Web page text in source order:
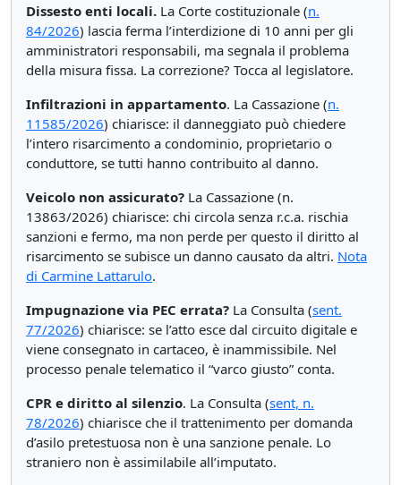
Dissesto enti locali. La Corte costituzionale (n.
84/2026) lascia ferma l’interdizione di 10 anni per gli
amministratori responsabili, ma segnala il problema
della misura fissa. La correzione? Tocca al legislatore.
Infiltrazioni in appartamento. La Cassazione (n.
11585/2026) chiarisce: il danneggiato può chiedere
l’intero risarcimento a condominio, proprietario o
conduttore, se tutti hanno contribuito al danno.
Veicolo non assicurato? La Cassazione (n.
13863/2026) chiarisce: chi circola senza r.c.a. rischia
sanzioni e fermo, ma non perde per questo il diritto al
risarcimento se subisce un danno causato da altri. Nota
di Carmine Lattarulo.
Impugnazione via PEC errata? La Consulta (sent.
77/2026) chiarisce: se l’atto esce dal circuito digitale e
viene consegnato in cartaceo, è inammissibile. Nel
processo penale telematico il “varco giusto” conta.
CPR e diritto al silenzio. La Consulta (sent, n.
78/2026) chiarisce che il trattenimento per domanda
d’asilo pretestuosa non è una sanzione penale. Lo
straniero non è assimilabile all’imputato.